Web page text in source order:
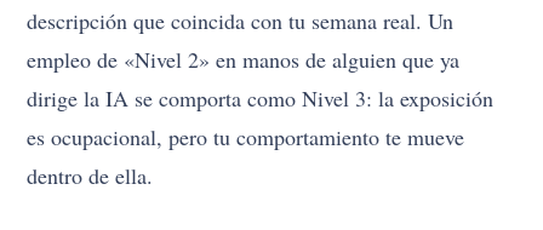
descripción que coincida con tu semana real. Un
empleo de «Nivel 2» en manos de alguien que ya
dirige la IA se comporta como Nivel 3: la exposición
es ocupacional, pero tu comportamiento te mueve
dentro de ella.